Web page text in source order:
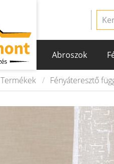
Abroszok
Termékek Fényáteresztő